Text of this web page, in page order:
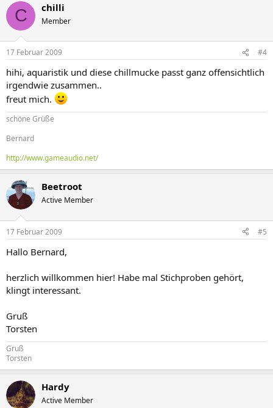
C chilli
Member
17 Februar 2009 #4
hihi, aquaristik und diese chillmucke passt ganz offensichtlich
irgendwie zusammen..
freut mich.
schöne Grüße
Bernard
http://www.gameaudio.net/
Beetroot
Active Member
17 Februar 2009 #5
Hallo Bernard,
herzlich willkommen hier! Habe mal Stichproben gehört,
klingt interessant.
Gruß
Torsten
Gruß
Torsten
Hardy
Active Member